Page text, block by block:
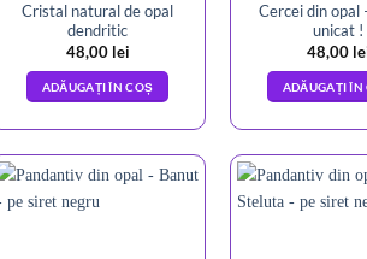
Cristal natural de opal
dendritic
48,00 lei
ADĂUGAȚI ÎN COȘ
Cercei din opal
unicat !
48,00
ADĂUGAȚI ÎN